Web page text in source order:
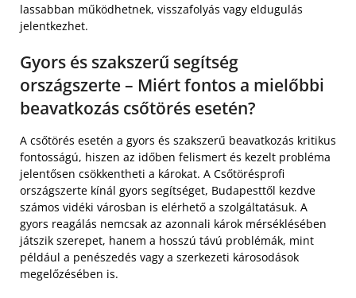
lassabban működhetnek, visszafolyás vagy eldugulás
jelentkezhet.
Gyors és szakszerű segítség
országszerte – Miért fontos a mielőbbi
beavatkozás csőtörés esetén?
A csőtörés esetén a gyors és szakszerű beavatkozás kritikus
fontosságú, hiszen az időben felismert és kezelt probléma
jelentősen csökkentheti a károkat. A Csőtörésprofi
országszerte kínál gyors segítséget, Budapesttől kezdve
számos vidéki városban is elérhető a szolgáltatásuk. A
gyors reagálás nemcsak az azonnali károk mérséklésében
játszik szerepet, hanem a hosszú távú problémák, mint
például a penészedés vagy a szerkezeti károsodások
megelőzésében is.